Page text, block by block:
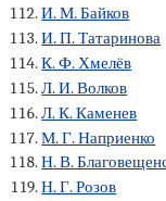
И. М. Байков
И. П. Татаринова
К. Ф. Хмелёв
Л. И. Волков
Л. К. Каменев
М. Г. Наприенко
Н. В.
Н. Г. Розов